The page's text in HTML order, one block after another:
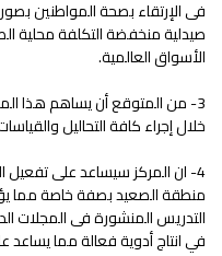
فى الإرتقاء بصحة المواطنين
صيدلية منخفضة التكلفة محلية
الأسواق العالمية.
3- من المتوقع أن يساهم هذا
خلال إجراء كافة التحاليل
4- ان المركز سيساعد على
منطقة الصعيد بصفة خاصة مما
التدريس المنشورة فى المجلات
في انتاج أدوية فعالة مما